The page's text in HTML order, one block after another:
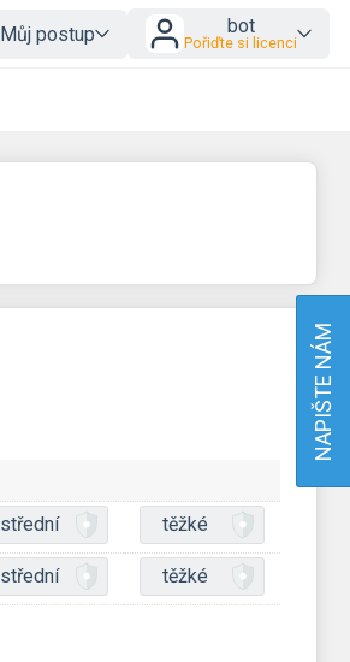
Můj postup bot
Pořiďte si licenci
střední
těžké
střední těžké
NAPIŠTE NÁM